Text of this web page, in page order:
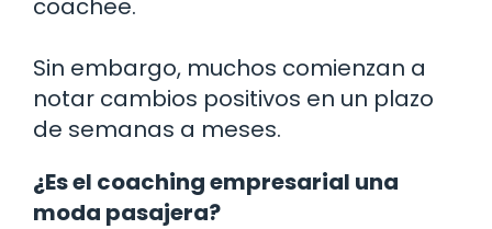
coachee.
Sin embargo, muchos comienzan a
notar cambios positivos en un plazo
de semanas a meses.
¿Es el coaching empresarial una
moda pasajera?